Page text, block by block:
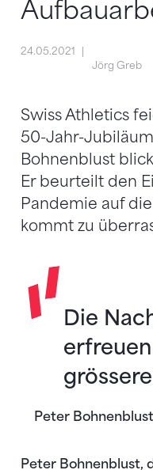
24.05.2021
Jörg Greb
Swiss Athletics
50-Jahr-
Bohnenblust
Er beurteilt den
Pandemie auf
kommt zu
Peter Bohnenblust
Die
Peter Bohnenblust,